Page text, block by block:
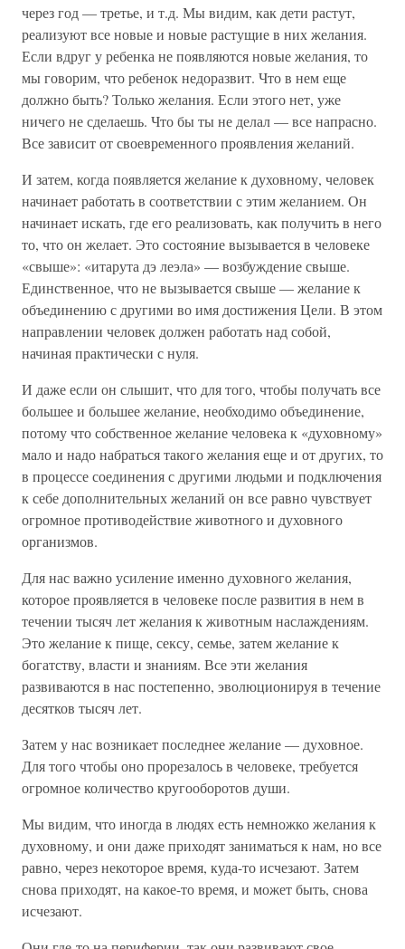
через год — третье, и т.д. Мы видим, как дети растут,
реализуют все новые и новые растущие в них желания.
Если вдруг у ребенка не появляются новые желания, то
мы говорим, что ребенок недоразвит. Что в нем еще
должно быть? Только желания. Если этого нет, уже
ничего не сделаешь. Что бы ты не делал — все напрасно.
Все зависит от своевременного проявления желаний.
И затем, когда появляется желание к духовному, человек
начинает работать в соответствии с этим желанием. Он
начинает искать, где его реализовать, как получить в него
то, что он желает. Это состояние вызывается в человеке
«свыше»: «итарута дэ леэла» — возбуждение свыше.
Единственное, что не вызывается свыше — желание к
объединению с другими во имя достижения Цели. В этом
направлении человек должен работать над собой,
начиная практически с нуля.
И даже если он слышит, что для того, чтобы получать все
большее и большее желание, необходимо объединение,
потому что собственное желание человека к «духовному»
мало и надо набраться такого желания еще и от других, то
в процессе соединения с другими людьми и подключения
к себе дополнительных желаний он все равно чувствует
огромное противодействие животного и духовного
организмов.
Для нас важно усиление именно духовного желания,
которое проявляется в человеке после развития в нем в
течении тысяч лет желания к животным наслаждениям.
Это желание к пище, сексу, семье, затем желание к
богатству, власти и знаниям. Все эти желания
развиваются в нас постепенно, эволюционируя в течение
десятков тысяч лет.
Затем у нас возникает последнее желание — духовное.
Для того чтобы оно прорезалось в человеке, требуется
огромное количество кругооборотов души.
Мы видим, что иногда в людях есть немножко желания к
духовному, и они даже приходят заниматься к нам, но все
равно, через некоторое время, куда-то исчезают. Затем
снова приходят, на какое-то время, и может быть, снова
исчезают.